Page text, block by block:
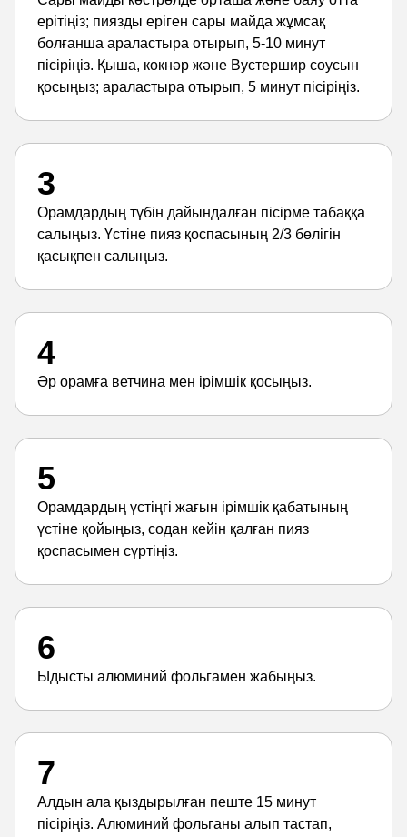
ерітіңіз; пиязды еріген сары майда жұмсақ
болғанша араластыра отырып, 5-10 минут
пісіріңіз. Қыша, көкнәр және Вустершир соусын
қосыңыз; араластыра отырып, 5 минут пісіріңіз.
3
Орамдардың түбін дайындалған пісірме табаққа
салыңыз. Үстіне пияз қоспасының 2/3 бөлігін
қасықпен салыңыз.
4
Әр орамға ветчина мен ірімшік қосыңыз.
5
Орамдардың үстіңгі жағын ірімшік қабатының
үстіне қойыңыз, содан кейін қалған пияз
қоспасымен сүртіңіз.
6
Ыдысты алюминий фольгамен жабыңыз.
7
Алдын ала қыздырылған пеште 15 минут
пісіріңіз. Алюминий фольганы алып тастап,